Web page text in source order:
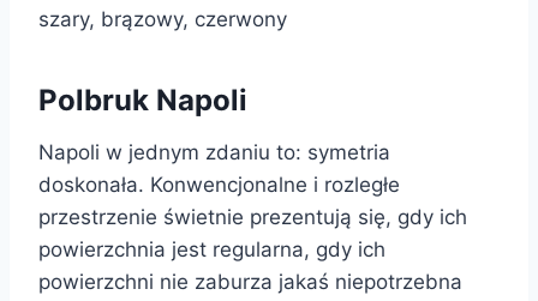
szary, brązowy, czerwony
Polbruk Napoli
Napoli w jednym zdaniu to: symetria
doskonała. Konwencjonalne i rozległe
przestrzenie świetnie prezentują się, gdy ich
powierzchnia jest regularna, gdy ich
powierzchni nie zaburza jakaś niepotrzebna